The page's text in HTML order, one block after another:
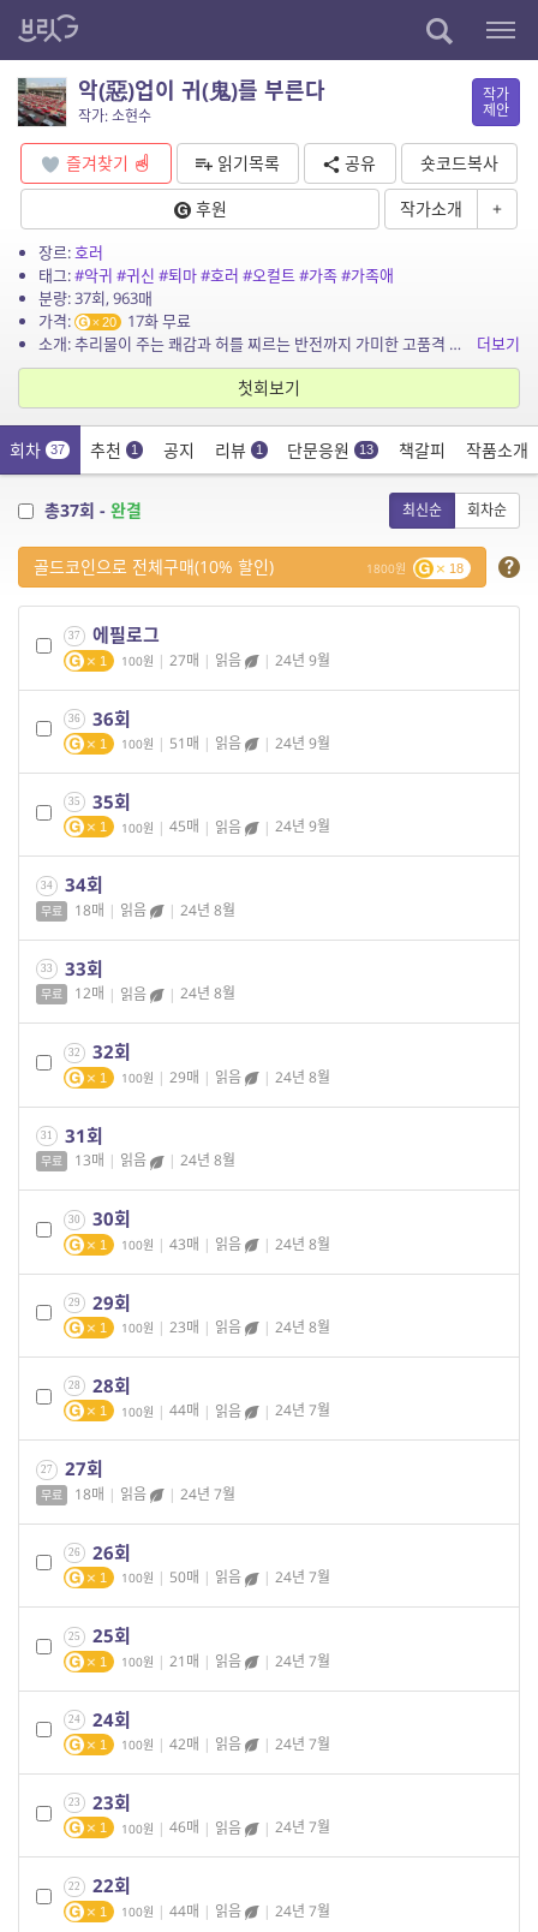
악(惡)업이 귀(鬼)를 부른다
작가: 소현수
작가
제안
즐겨찾기 읽기목록 공유
숏코드복사
후원
작가소개 +
장르:호러
태그:#악귀 #귀신 #퇴마#호러 #오컬트#가족#가족애
분량: 37회, 963매
가격:
20
17화 무료
소개: 추리물이 주는 쾌감과 허를 찌르는 반전까지 가미한 고품격 정통 오컬트 호러 장르물- 을 추구합니다.
더보기
첫회보기
회차 37 추천 1 공지 리뷰 1 단문응원 13 책갈피 작품소개
총37회 - 완결 최신순 회차순
1800 18
골드코인으로 전체구매(10% 할인)
37 에필로그
1 100 | 27매 | 읽음 | 24년 9월
36 36회
1 100 | 51매 | 읽음 | 24년 9월
35 35회
1 100 | 45매 | 읽음 | 24년 9월
34 34회
무료 18매 | 읽음 | 24년 8월
33 33회
무료 12매 | 읽음 | 24년 8월
32 32회
1 100 | 29매 | 읽음 | 24년 8월
31 31회
무료 13매 | 읽음 | 24년 8월
30 30회
1 100 | 43매 | 읽음 | 24년 8월
29 29회
1 100 | 23매 | 읽음 | 24년 8월
28 28회
1 100 | 44매 | 읽음 | 24년 7월
27 27회
무료 18매 | 읽음 | 24년 7월
26 26회
1 100 | 50매 | 읽음 | 24년 7월
25 25회
1 100 | 21매 | 읽음 | 24년 7월
24 24회
1 100 | 42매 | 읽음 | 24년 7월
23 23회
1 100 | 46매 | 읽음 | 24년 7월
22 22회
1 100 | 44매 | 읽음 | 24년 7월